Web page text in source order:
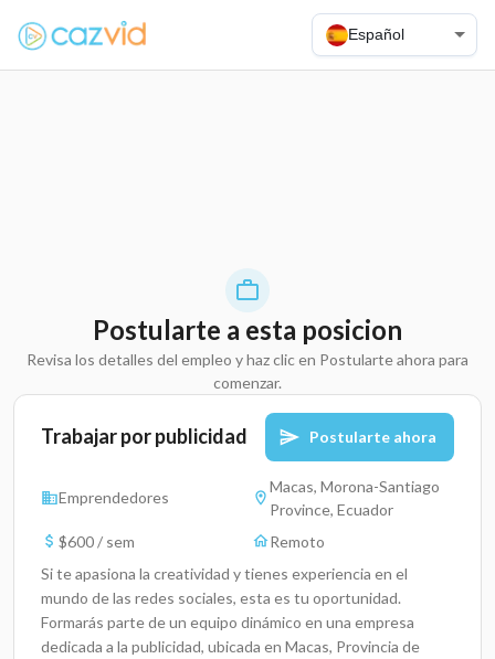
Español
Postularte a esta posicion
Revisa los detalles del empleo y haz clic en Postularte ahora para
comenzar.
Trabajar por publicidad Postularte ahora
Emprendedores
Macas, Morona-Santiago
Province, Ecuador
$600 / sem
Remoto
Si te apasiona la creatividad y tienes experiencia en el
mundo de las redes sociales, esta es tu oportunidad.
Formarás parte de un equipo dinámico en una empresa
dedicada a la publicidad, ubicada en Macas, Provincia de